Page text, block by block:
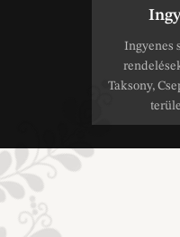
Ingyenes
Taksony,